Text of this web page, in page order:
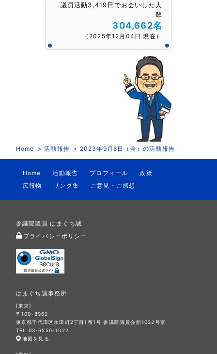
議員活動3,419日でお会いした人
数
304,662名
（2025年12月04日 現在）
Home 活動報告 2023年9月8日（金）の活動報告
Home 活動報告 プロフィール
政策
広報物
リンク集 ご意見・ご感想
参議院議員 はまぐち誠
プライバシーポリシー
はまぐち誠事務所
[東京]
〒100-8962
東京都千代田区永田町2丁目1番1号 参議院議員会館1022号室
TEL 03-6550-1022
地図を見る